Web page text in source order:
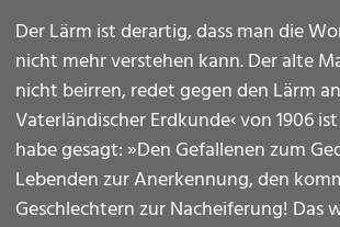
Der Lärm ist derartig, dass man die
nicht mehr verstehen kann. Der alte
nicht beirren, redet gegen den Lärm
Vaterländischer Erdkunde‹ von 1906
habe gesagt: »Den Gefallenen zum
Lebenden zur Anerkennung, den
Geschlechtern zur Nacheiferung! Das